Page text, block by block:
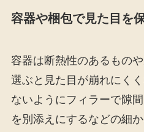
容器や梱包で見た目を
容器は断熱性のあるもの
選ぶと見た目が崩れにく
ないようにフィラーで隙
を別添えにするなどの細